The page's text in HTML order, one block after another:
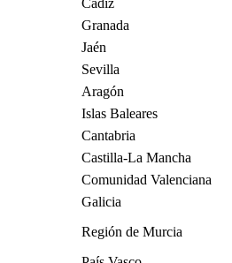
Cádiz
Granada
Jaén
Sevilla
Aragón
Islas Baleares
Cantabria
Castilla-La Mancha
Comunidad Valenciana
Galicia
Región de Murcia